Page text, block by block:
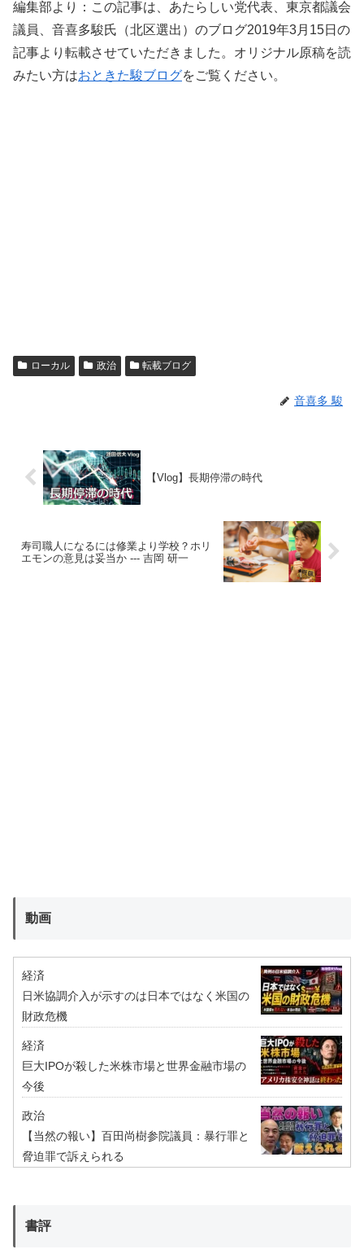
編集部より：この記事は、あたらしい党代表、東京都議会
議員、音喜多駿氏（北区選出）のブログ2019年3月15日の
記事より転載させていただきました。オリジナル原稿を読
みたい方はおときた駿ブログをご覧ください。
ローカル 政治 転載ブログ
音喜多 駿
【Vlog】長期停滞の時代
寿司職人になるには修業より学校？ホリ
エモンの意見は妥当か --- 吉岡 研一
動画
経済
日米協調介入が示すのは日本ではなく米国の
財政危機
経済
巨大IPOが殺した米株市場と世界金融市場の
今後
政治
【当然の報い】百田尚樹参院議員：暴行罪と
脅迫罪で訴えられる
書評